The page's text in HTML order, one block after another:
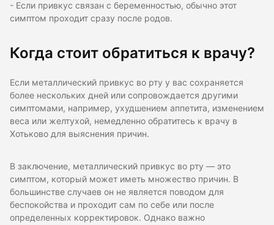
- Если привкус связан с беременностью, обычно этот
симптом проходит сразу после родов.
Когда стоит обратиться к врачу?
Если металлический привкус во рту у вас сохраняется
более нескольких дней или сопровождается другими
симптомами, например, ухудшением аппетита, изменением
веса или желтухой, немедленно обратитесь к врачу в
Хотьково для выяснения причин.
В заключение, металлический привкус во рту — это
симптом, который может иметь множество причин. В
большинстве случаев он не является поводом для
беспокойства и проходит сам по себе или после
определенных корректировок. Однако важно